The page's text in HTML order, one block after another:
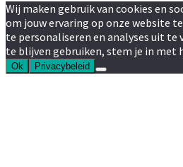
Wij maken gebruik van cookies en
om jouw ervaring op onze website
te personaliseren en analyses uit te
te blijven gebruiken, stem je in met
Ok Privacybeleid